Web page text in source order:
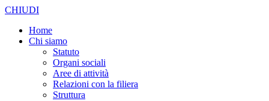
CHIUDI
Home
Chi siamo
Statuto
Organi sociali
Aree di attività
Relazioni con la filiera
Struttura